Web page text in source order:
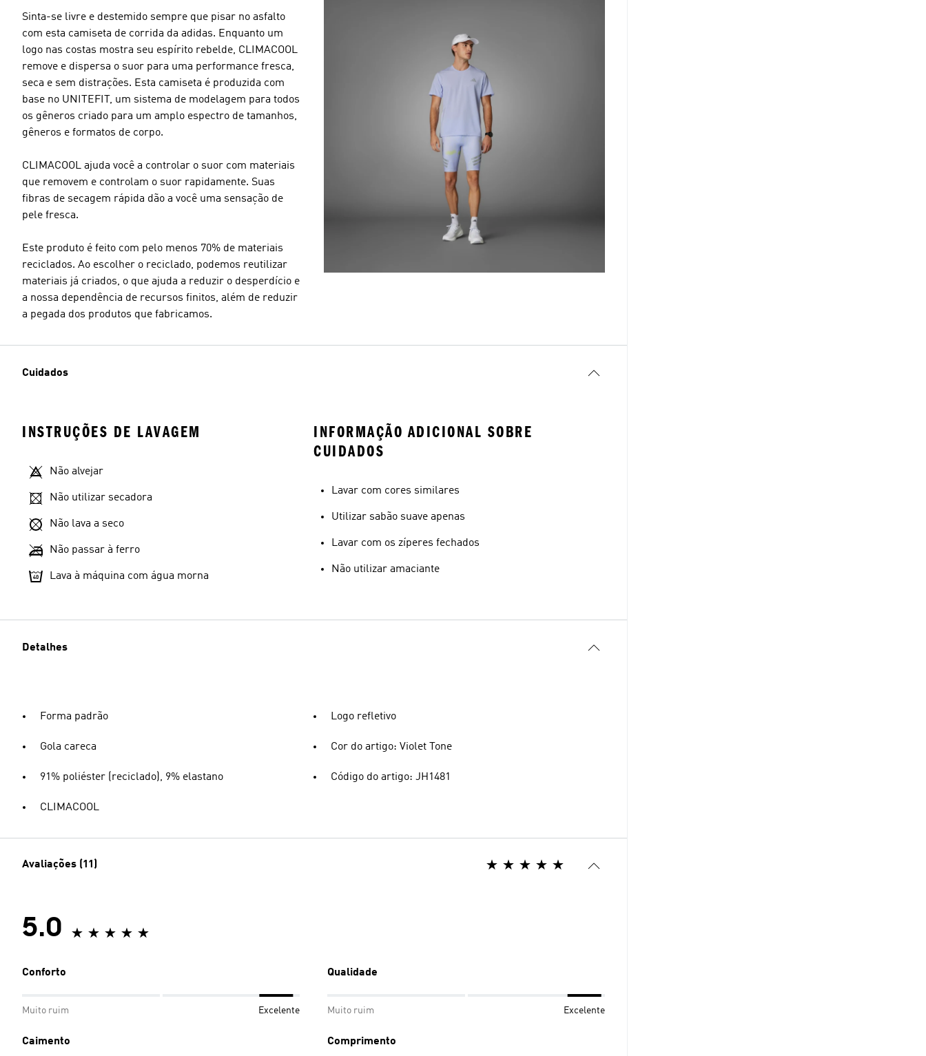
Sinta-se livre e destemido sempre que pisar no asfalto
com esta camiseta de corrida da adidas. Enquanto um
logo nas costas mostra seu espírito rebelde, CLIMACOOL
remove e dispersa o suor para uma performance fresca,
seca e sem distrações. Esta camiseta é produzida com
base no UNITEFIT, um sistema de modelagem para todos
os gêneros criado para um amplo espectro de tamanhos,
gêneros e formatos de corpo.
CLIMACOOL ajuda você a controlar o suor com materiais
que removem e controlam o suor rapidamente. Suas
fibras de secagem rápida dão a você uma sensação de
pele fresca.
Este produto é feito com pelo menos 70% de materiais
reciclados. Ao escolher o reciclado, podemos reutilizar
materiais já criados, o que ajuda a reduzir o desperdício e
a nossa dependência de recursos finitos, além de reduzir
a pegada dos produtos que fabricamos.
Cuidados
INSTRUÇÕES DE LAVAGEM
Não alvejar
Não utilizar secadora
Não lava a seco
Não passar à ferro
Lava à máquina com água morna
INFORMAÇÃO ADICIONAL SOBRE
CUIDADOS
Lavar com cores similares
Utilizar sabão suave apenas
Lavar com os zíperes fechados
Não utilizar amaciante
Detalhes
Forma padrão
Gola careca
91% poliéster (reciclado), 9% elastano
CLIMACOOL
Logo refletivo
Cor do artigo: Violet Tone
Código do artigo: JH1481
Avaliações (11)
5.0
Conforto
Muito ruim Excelente
Qualidade
Muito ruim Excelente
Caimento Comprimento